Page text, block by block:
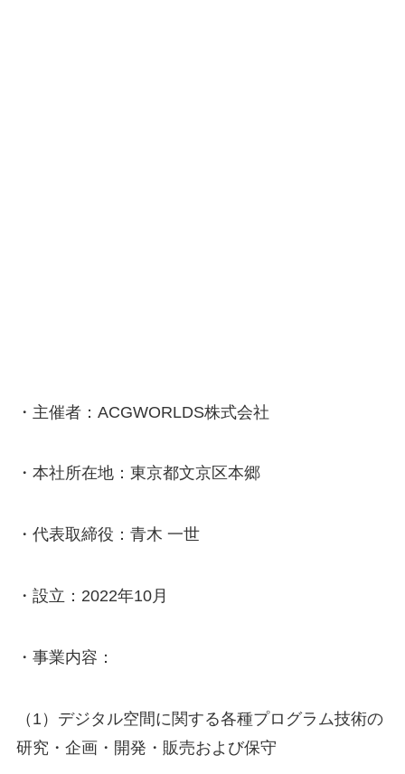
・主催者：ACGWORLDS株式会社
・本社所在地：東京都文京区本郷
・代表取締役：青木 一世
・設立：2022年10月
・事業内容：
（1）デジタル空間に関する各種プログラム技術の
研究・企画・開発・販売および保守